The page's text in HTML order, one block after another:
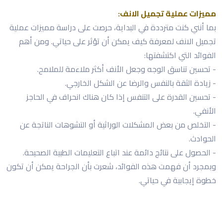
مميزات عملية تجميل الانف:
بما أنني كنت مترددة في البداية، حرصت على دراسة مميزات عملية
تجميل الانف لمعرفة كيف يمكن أن تؤثر على حياتي. ومن أهم
الفوائد التي اكتشفتها:
- تحسين تناسق الوجه وجعل الأنف أكثر ملاءمة للملامح.
- زيادة الثقة بالنفس والرضا عن الشكل الخارجي.
- تحسين القدرة على التنفس إذا كان هناك انحراف في الحاجز
الأنفي.
- التخلص من بعض المشكلات الوراثية أو التشوهات الناتجة عن
الحوادث.
- الحصول على نتائج دائمة عند اتباع التعليمات الطبية الصحيحة.
وبمجرد أن فهمت هذه الفوائد، شعرت بأن الجراحة يمكن أن تكون
خطوة إيجابية في حياتي.